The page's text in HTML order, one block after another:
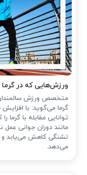
ورزش‌هایی که در
متخصص ورزش
گرما می‌گوید: با
توانایی مقابله با
مانند دوران جوانی
تشنگی کاهش می‌یابد و
می‌دهد.